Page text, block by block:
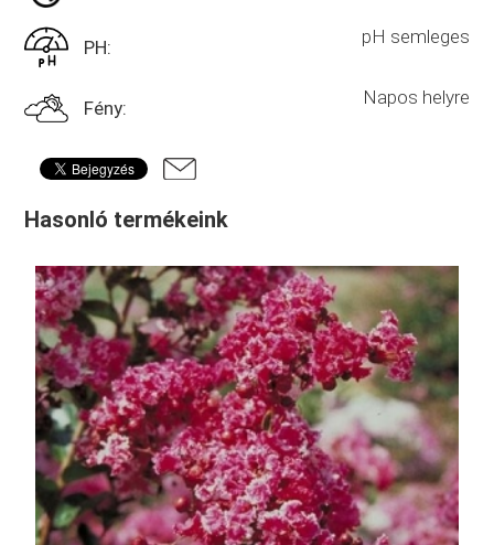
PH: pH semleges
Fény: Napos helyre
Hasonló termékeink